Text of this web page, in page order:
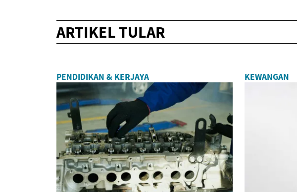
ARTIKEL TULAR
PENDIDIKAN & KERJAYA KEWANGAN